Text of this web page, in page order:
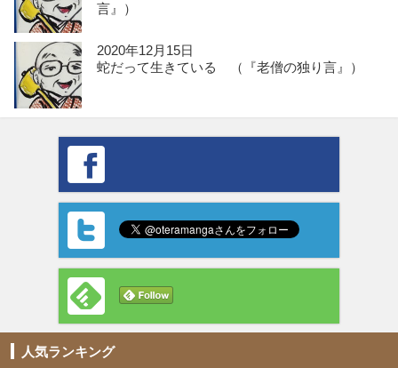
言』）
2020年12月15日
蛇だって生きている （『老僧の独り言』）
人気ランキング